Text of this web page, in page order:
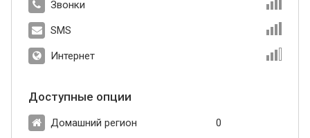
Звонки
SMS
Интернет
Доступные опции
Домашний регион 0